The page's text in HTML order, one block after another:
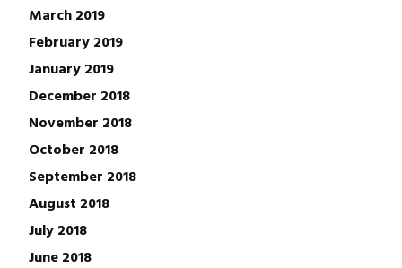
March 2019
February 2019
January 2019
December 2018
November 2018
October 2018
September 2018
August 2018
July 2018
June 2018